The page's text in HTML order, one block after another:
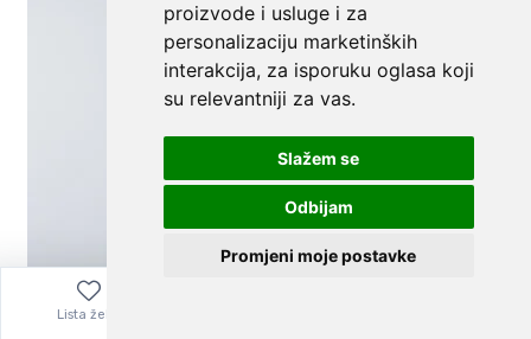
proizvode i usluge i za
personalizaciju marketinških
interakcija, za isporuku oglasa koji
su relevantniji za vas.
Slažem se
Odbijam
Promjeni moje postavke
Lista želja